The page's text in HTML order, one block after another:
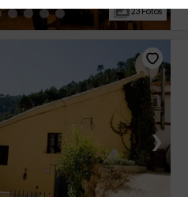
23 Fotos
›